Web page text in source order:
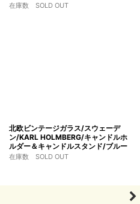
在庫数 SOLD OUT
北欧ビンテージガラス/スウェーデ
ン/KARL HOLMBERG/キャンドルホ
ルダー＆キャンドルスタンド/ブルー
在庫数 SOLD OUT